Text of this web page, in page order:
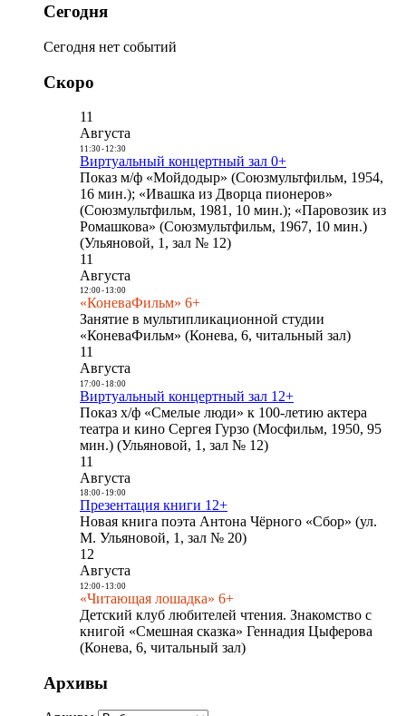
Сегодня
Сегодня нет событий
Скоро
11
Августа
11:30- 12:30
Виртуальный концертный зал 0+
Показ м/ф «Мойдодыр» (Союзмультфильм, 1954,
16 мин.); «Ивашка из Дворца пионеров»
(Союзмультфильм, 1981, 10 мин.); «Паровозик из
Ромашкова» (Союзмультфильм, 1967, 10 мин.)
(Ульяновой, 1, зал № 12)
11
Августа
12:00- 13:00
«КоневаФильм» 6+
Занятие в мультипликационной студии
«КоневаФильм» (Конева, 6, читальный зал)
11
Августа
17:00- 18:00
Виртуальный концертный зал 12+
Показ х/ф «Смелые люди» к 100-летию актера
театра и кино Сергея Гурзо (Мосфильм, 1950, 95
мин.) (Ульяновой, 1, зал № 12)
11
Августа
18:00- 19:00
Презентация книги 12+
Новая книга поэта Антона Чёрного «Сбор» (ул.
М. Ульяновой, 1, зал № 20)
12
Августа
12:00- 13:00
«Читающая лошадка» 6+
Детский клуб любителей чтения. Знакомство с
книгой «Смешная сказка» Геннадия Цыферова
(Конева, 6, читальный зал)
Архивы